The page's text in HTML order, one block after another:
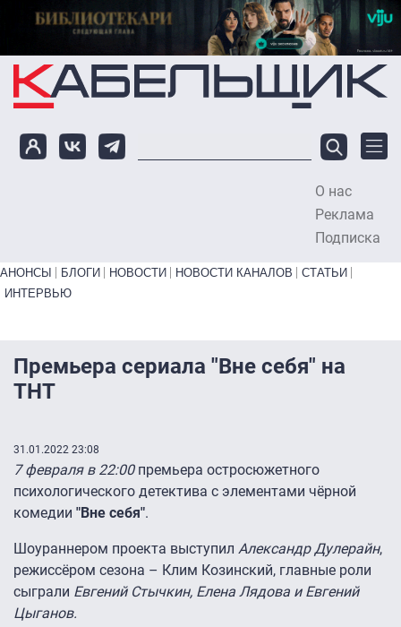
Перейти к основному содержанию
О нас
Реклама
Подписка
Primary links bottom
АНОНСЫ БЛОГИ НОВОСТИ НОВОСТИ КАНАЛОВ
СТАТЬИ
ИНТЕРВЬЮ
Премьера сериала "Вне себя" на
ТНТ
31.01.2022 23:08
7 февраля в 22:00 премьера остросюжетного
психологического детектива с элементами чёрной
комедии "Вне себя".
Шоураннером проекта выступил Александр Дулерайн,
режиссёром сезона – Клим Козинский, главные роли
сыграли Евгений Стычкин, Елена Лядова и Евгений
Цыганов.